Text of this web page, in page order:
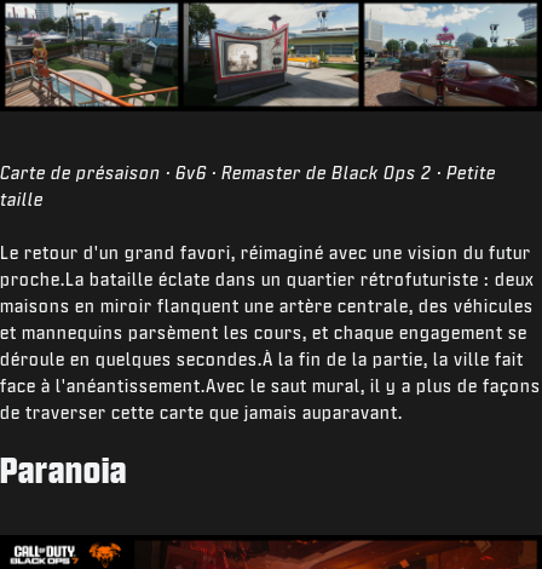
Carte de présaison · 6v6 · Remaster de Black Ops 2 · Petite
taille
Le retour d'un grand favori, réimaginé avec une vision du futur
proche.La bataille éclate dans un quartier rétrofuturiste : deux
maisons en miroir flanquent une artère centrale, des véhicules
et mannequins parsèment les cours, et chaque engagement se
déroule en quelques secondes.À la fin de la partie, la ville fait
face à l'anéantissement.Avec le saut mural, il y a plus de façons
de traverser cette carte que jamais auparavant.
Paranoia